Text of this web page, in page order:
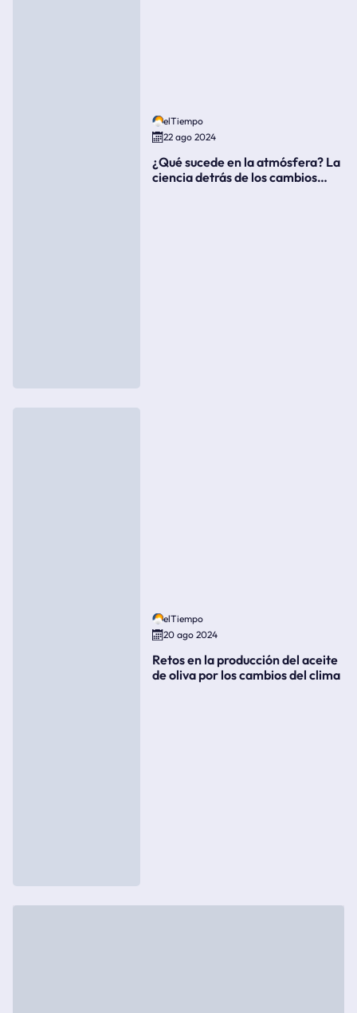
elTiempo
22 ago 2024
¿Qué sucede en la atmósfera? La
ciencia detrás de los cambios
elTiempo
20 ago 2024
Retos en la producción del aceite
de oliva por los cambios del clima